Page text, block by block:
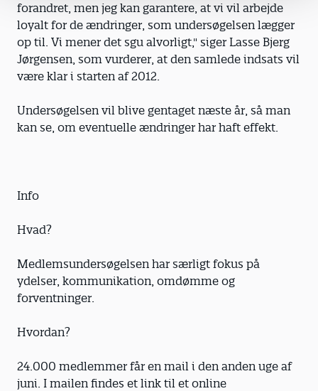
forandret, men jeg kan garantere, at vi vil arbejde
loyalt for de ændringer, som undersøgelsen lægger
op til. Vi mener det sgu alvorligt," siger Lasse Bjerg
Jørgensen, som vurderer, at den samlede indsats vil
være klar i starten af 2012.
Undersøgelsen vil blive gentaget næste år, så man
kan se, om eventuelle ændringer har haft effekt.
Info
Hvad?
Medlemsundersøgelsen har særligt fokus på
ydelser, kommunikation, omdømme og
forventninger.
Hvordan?
24.000 medlemmer får en mail i den anden uge af
juni. I mailen findes et link til et online